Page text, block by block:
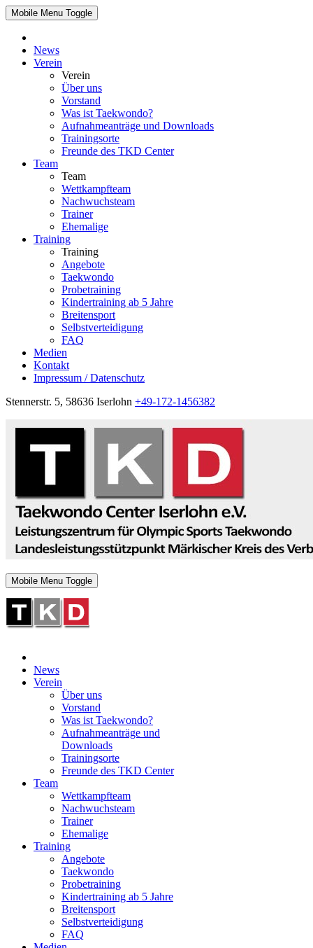
Mobile Menu Toggle
News
Verein
Verein
Über uns
Vorstand
Was ist Taekwondo?
Aufnahmeanträge und Downloads
Trainingsorte
Freunde des TKD Center
Team
Team
Wettkampfteam
Nachwuchsteam
Trainer
Ehemalige
Training
Training
Angebote
Taekwondo
Probetraining
Kindertraining ab 5 Jahre
Breitensport
Selbstverteidigung
FAQ
Medien
Kontakt
Impressum / Datenschutz
Stennerstr. 5, 58636 Iserlohn +49-172-1456382
Mobile Menu Toggle
News
Verein
Über uns
Vorstand
Was ist Taekwondo?
Aufnahmeanträge und
Downloads
Trainingsorte
Freunde des TKD Center
Team
Wettkampfteam
Nachwuchsteam
Trainer
Ehemalige
Training
Angebote
Taekwondo
Probetraining
Kindertraining ab 5 Jahre
Breitensport
Selbstverteidigung
FAQ